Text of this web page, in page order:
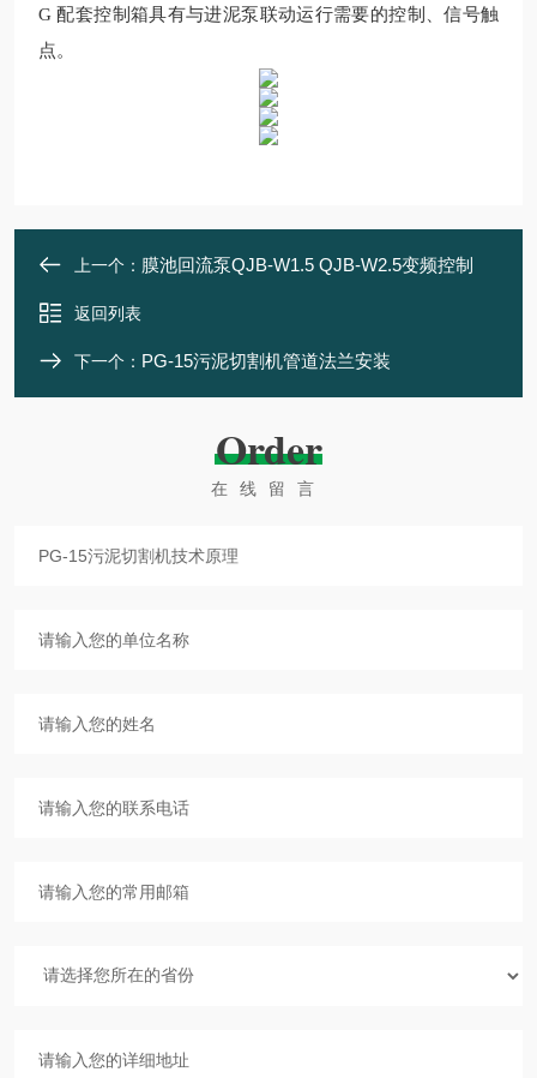
G 配套控制箱具有与进泥泵联动运行需要的控制、信号触
点。
上一个： 膜池回流泵QJB-W1.5 QJB-W2.5变频控制
返回列表
下一个： PG-15污泥切割机管道法兰安装
Order
在线留言